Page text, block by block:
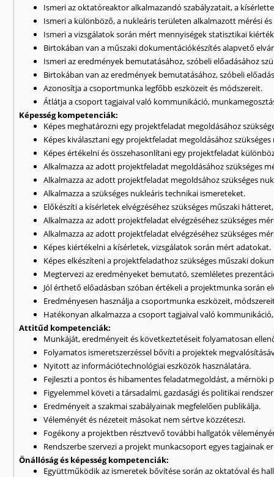
Ismeri az oktatóreaktor alkalmazandó szabályzatait, a
Ismeri a különböző, a nukleáris területen alkalmazott mérési
Ismeri a vizsgálatok során mért mennyiségek statisztikai
Birtokában van a műszaki dokumentációkészítés alapvető
Ismeri az eredmények bemutatásához, szóbeli előadásához
Birtokában van az eredmények bemutatásához, szóbeli
Azonosítja a csoportmunka legfőbb eszközeit és módszereit.
Átlátja a csoport tagjaival való kommunikáció,
Képesség kompetenciák:
Képes meghatározni egy projektfeladat megoldásához
Képes kiválasztani egy projektfeladat megoldásához
Képes értékelni és összehasonlítani egy projektfeladat
Alkalmazza az adott projektfeladat megoldásához szükséges
Alkalmazza az adott projektfeladat megoldsához szükséges
Alkalmazza a szükséges nukleáris technikai ismereteket.
Előkészíti a kísérletek elvégzéséhez szükséges műszaki
Alkalmazza az adott projektfeladat elvégzéséhez szükséges
Alkalmazza az adott projektfeladat elvégzéséhez szükséges
Képes kiértékelni a kísérletek, vizsgálatok során mért adatokat.
Képes elkészíteni a projektfeladathoz szükséges műszaki
Megtervezi az eredményeket bemutató, szemléletes
Jól érthető előadásban szóban értékeli a projektmunka során
Eredményesen használja a csoportmunka eszközeit,
Hatékonyan alkalmazza a csoport tagjaival való
Attitűd kompetenciák:
Munkáját, eredményeit és következtetéseit folyamatosan
Folyamatos ismeretszerzéssel bővíti a projektek
Nyitott az információtechnológiai eszközök használatára.
Fejleszti a pontos és hibamentes feladatmegoldást, a mérnöki
Figyelemmel követi a társadalmi, gazdasági és politikai
Eredményeit a szakmai szabályainak megfelelően publikálja.
Véleményét és nézeteit másokat nem sértve közzéteszi.
Fogékony a projektben résztvevő további hallgatók
Rendszerbe szervezi a projekt munkacsoport egyes tagjainak
Önállóság és képesség kompetenciák:
Együttműködik az ismeretek bővítése során az oktatóval és